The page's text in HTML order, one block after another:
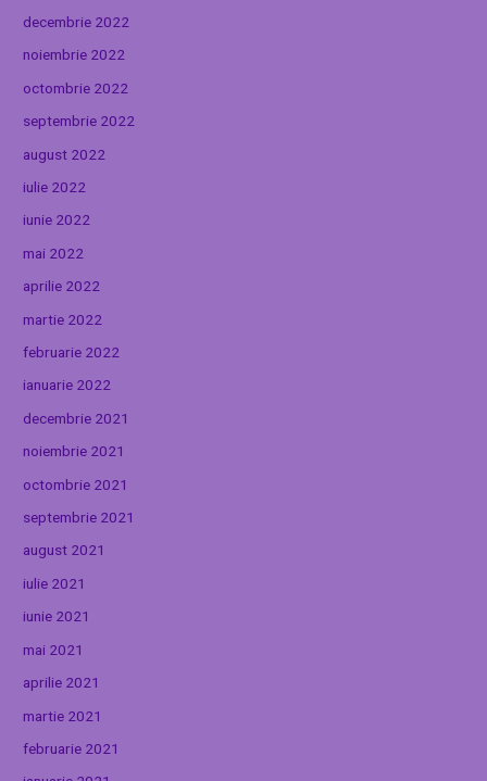
decembrie 2022
noiembrie 2022
octombrie 2022
septembrie 2022
august 2022
iulie 2022
iunie 2022
mai 2022
aprilie 2022
martie 2022
februarie 2022
ianuarie 2022
decembrie 2021
noiembrie 2021
octombrie 2021
septembrie 2021
august 2021
iulie 2021
iunie 2021
mai 2021
aprilie 2021
martie 2021
februarie 2021